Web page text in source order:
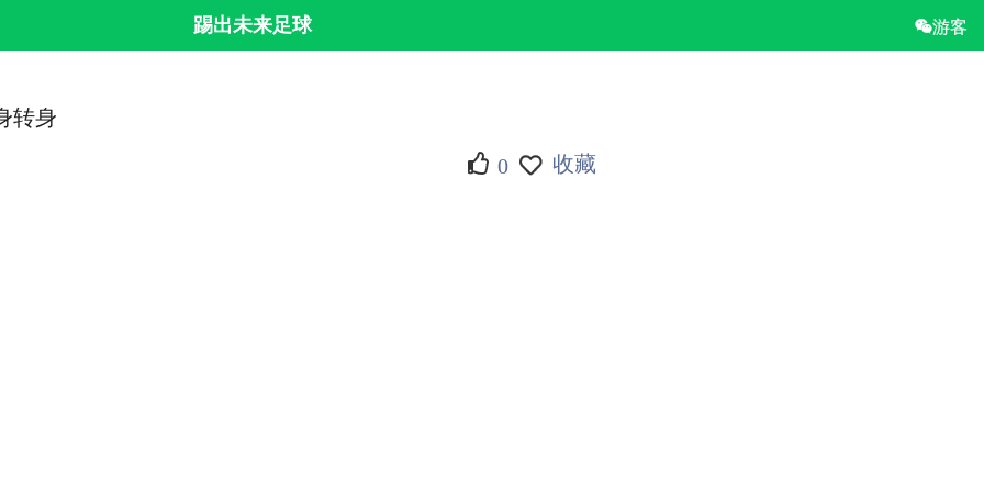
踢出未来足球 游客
转身
0 收藏